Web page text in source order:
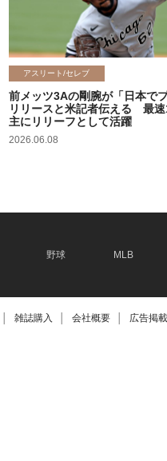
アスリート/セレブ
前メッツ3Aの剛腕が「日本で
リリースと米記者伝える 最
主にリリーフとして活躍
2026.06.08
野球 MLB
雑誌購入 会社概要 広告掲